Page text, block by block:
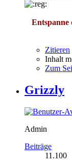
Entspanne
Zitieren
Inhalt
Zum
Grizzly
Admin
Beiträge
11.100